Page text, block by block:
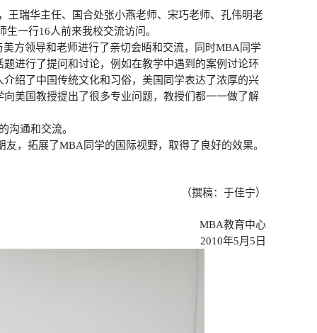
王瑞华主任、国合处张小燕老师、宋巧老师、孔伟明老
生一行16人前来我校交流访问。
方领导和老师进行了亲切会晤和交流，同时MBA同学
进行了提问和讨论，例如在教学中遇到的案例讨论环
绍了中国传统文化和习俗，美国同学表达了浓厚的兴
美国教授提出了很多专业问题，教授们都一一做了解
沟通和交流。
友，拓展了MBA同学的国际视野，取得了良好的效果。
（撰稿：于佳宁）
MBA教育中心
2010年5月 5 日